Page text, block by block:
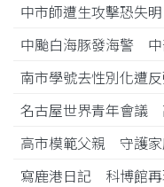
中市師遭生攻擊恐失
中颱白海豚發海警
南市學號去性別化遭
名古屋世界青年會議
高市模範父親 守護
寫鹿港日記 科博館